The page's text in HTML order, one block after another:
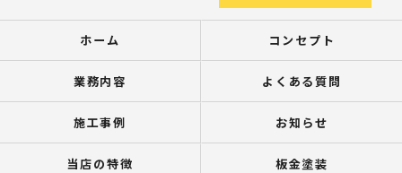
ホーム コンセプト
業務内容 よくある質問
施工事例 お知らせ
当店の特徴 板金塗装